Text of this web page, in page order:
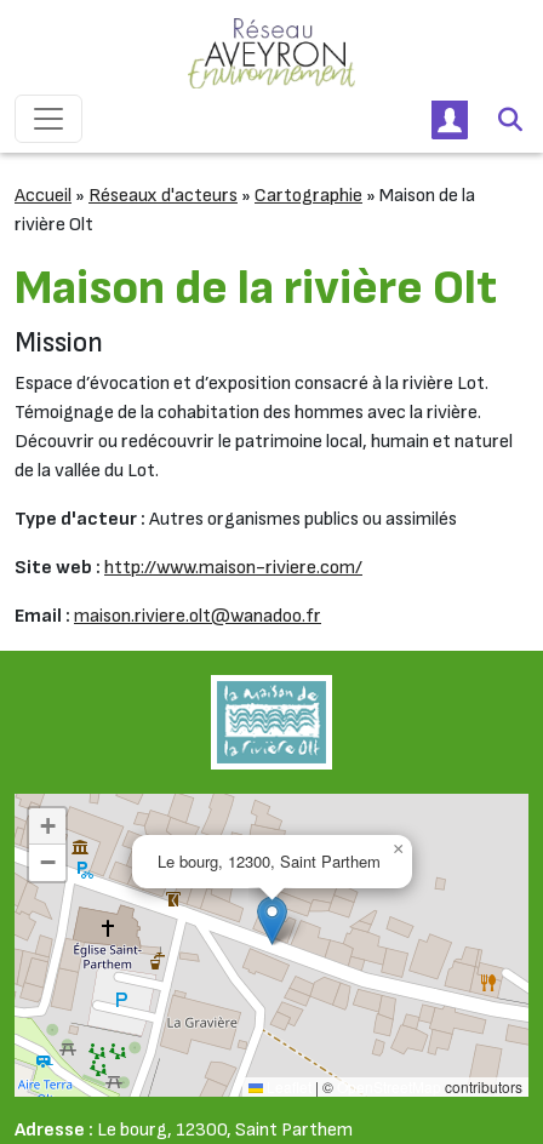
Navigation principale
Accueil » Réseaux d'acteurs » Cartographie » Maison de la
rivière Olt
Maison de la rivière Olt
Mission
Espace d’évocation et d’exposition consacré à la rivière Lot.
Témoignage de la cohabitation des hommes avec la rivière.
Découvrir ou redécouvrir le patrimoine local, humain et naturel
de la vallée du Lot.
Type d'acteur : Autres organismes publics ou assimilés
Site web : http://www.maison-riviere.com/
Email : maison.riviere.olt@wanadoo.fr
Le bourg, 12300, Saint Parthem
×
+
−
| ©OpenStreetMap contributors
Adresse : Le bourg, 12300, Saint Parthem